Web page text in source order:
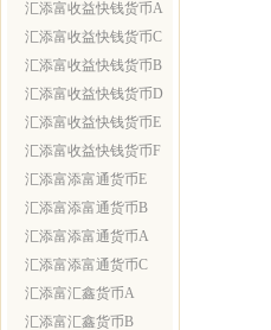
汇添富收益快钱货币A
汇添富收益快钱货币C
汇添富收益快钱货币B
汇添富收益快钱货币D
汇添富收益快钱货币E
汇添富收益快钱货币F
汇添富添富通货币E
汇添富添富通货币B
汇添富添富通货币A
汇添富添富通货币C
汇添富汇鑫货币A
汇添富汇鑫货币B